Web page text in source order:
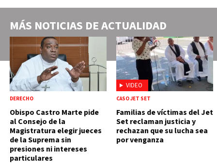
MÁS NOTICIAS DEACTUALIDAD
DERECHO
Obispo Castro Marte pide
al Consejo de la
Magistratura elegir jueces
de la Suprema sin
presiones ni intereses
particulares
VIDEO
CASO JET SET
Familias de víctimas del Jet
Set reclaman justicia y
rechazan que su lucha sea
por venganza